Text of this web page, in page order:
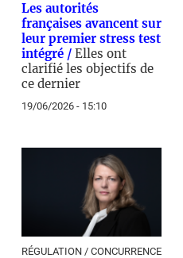
Les autorités
françaises avancent sur
leur premier stress test
intégré / Elles ont
clarifié les objectifs de
ce dernier
19/06/2026 - 15:10
RÉGULATION / CONCURRENCE